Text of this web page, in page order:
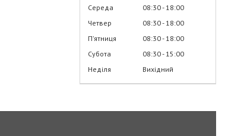
Середа
08:30 18:00
Четвер
08:30 18:00
Пʼятниця
08:30 18:00
Субота
08:30 15:00
Неділя
Вихідний